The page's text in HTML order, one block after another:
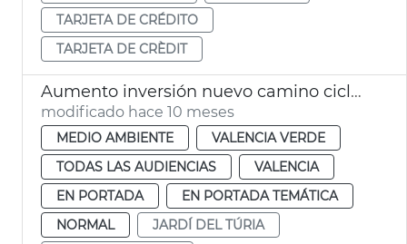
TARJETA DE CRÉDITO
TARJETA DE CRÈDIT
Aumento inversión nuevo camino ciclopeatonal Jardín del Túria
modificado hace 10 meses
MEDIO AMBIENTE
VALENCIA VERDE
TODAS LAS AUDIENCIAS
VALENCIA
EN PORTADA
EN PORTADA TEMÁTICA
NORMAL
JARDÍ DEL TÚRIA